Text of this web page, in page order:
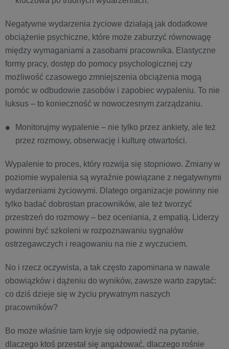
Negatywne wydarzenia życiowe działają jak dodatkowe
obciążenie psychiczne, które może zaburzyć równowagę
między wymaganiami a zasobami pracownika. Elastyczne
formy pracy, dostęp do pomocy psychologicznej czy
możliwość czasowego zmniejszenia obciążenia mogą
pomóc w odbudowie zasobów i zapobiec wypaleniu. To nie
luksus – to konieczność w nowoczesnym zarządzaniu.
Monitorujmy wypalenie – nie tylko przez ankiety, ale też
przez rozmowy, obserwację i kulturę otwartości.
Wypalenie to proces, który rozwija się stopniowo. Zmiany w
poziomie wypalenia są wyraźnie powiązane z negatywnymi
wydarzeniami życiowymi. Dlatego organizacje powinny nie
tylko badać dobrostan pracowników, ale też tworzyć
przestrzeń do rozmowy – bez oceniania, z empatią. Liderzy
powinni być szkoleni w rozpoznawaniu sygnałów
ostrzegawczych i reagowaniu na nie z wyczuciem.
No i rzecz oczywista, a tak często zapominana w nawale
obowiązków i dążeniu do wyników, zawsze warto zapytać:
co dziś dzieje się w życiu prywatnym naszych
pracowników?
Bo może właśnie tam kryje się odpowiedź na pytanie,
dlaczego ktoś przestał się angażować, dlaczego rośnie